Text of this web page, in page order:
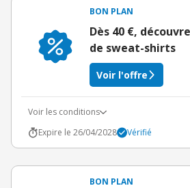
BON PLAN
Dès 40 €,
de sweat-shirts
Voir l'offre
Voir les conditions
Expire le 26/04/2028
Vérifié
BON PLAN